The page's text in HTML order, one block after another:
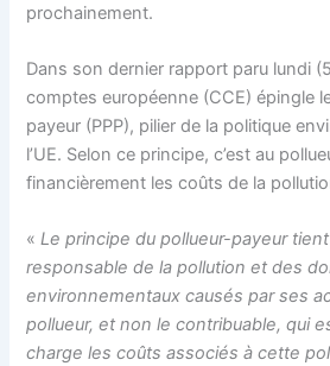
prochainement.
Dans son dernier rapport paru lundi
comptes européenne (CCE) épingle
payeur (PPP), pilier de la politique
l’UE. Selon ce principe, c’est au
financièrement les coûts de la
« Le principe du pollueur-payeur
responsable de la pollution et des
environnementaux causés par ses
pollueur, et non le contribuable, qui
charge les coûts associés à cette